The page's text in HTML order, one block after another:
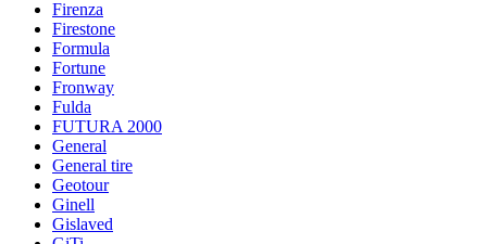
Firenza
Firestone
Formula
Fortune
Fronway
Fulda
FUTURA 2000
General
General tire
Geotour
Ginell
Gislaved